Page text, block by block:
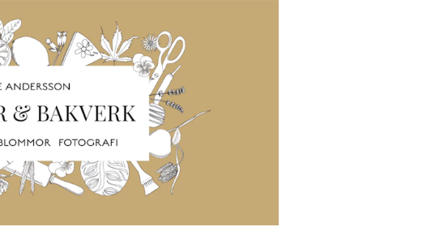
Om Oss & Kontakt
Tidningar Hos Allas.se
Nyhetsbrev
Om Cookies
Integritetspolicy
Skapa Konto
Hantera Preferenser